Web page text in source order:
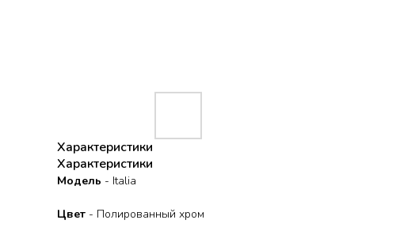
Характеристики
Характеристики
Модель - Italia
Цвет - Полированный хром